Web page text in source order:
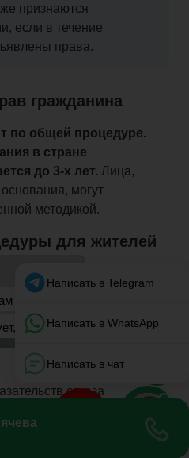
признаются
если в течение
права.
гражданина
по общей процедуре.
в стране
до 3-х лет. Лица,
могут
методикой.
для жителей
событиями
упростили
россиянина для
внесены изменения
от жителей соседней
отказа
получить